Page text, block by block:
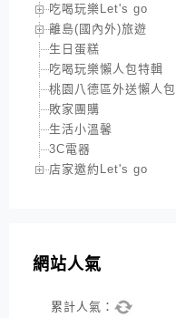
吃喝玩樂Let's go
離島(國內外)旅遊
生日蛋糕
吃喝玩樂懶人包特輯
桃園八德區外送懶人包
敗家團購
生活小溫馨
3C電器
店家邀約Let's go
網站人氣
累計人氣：